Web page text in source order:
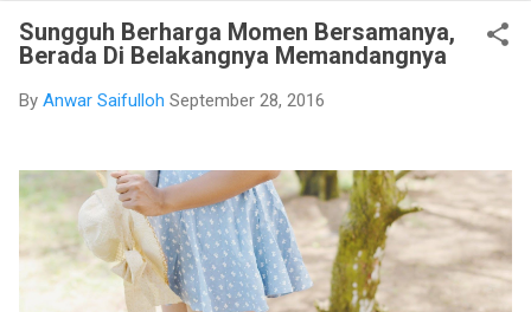
Sungguh Berharga Momen Bersamanya,
Berada Di Belakangnya Memandangnya
By Anwar Saifulloh September 28, 2016